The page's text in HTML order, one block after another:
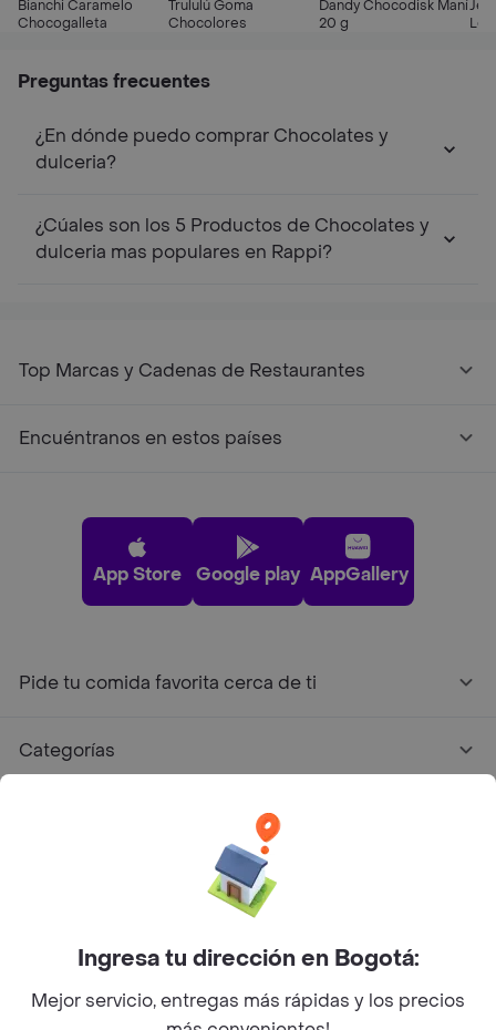
Bianchi Caramelo
Chocogalleta
Trululú Goma
Chocolores
Dandy Chocodisk Maní
20 g
Jet
Preguntas frecuentes
¿En dónde puedo comprar Chocolates y
dulceria?
¿Cúales son los 5 Productos de Chocolates y
dulceria mas populares en Rappi?
Top Marcas y Cadenas de Restaurantes
Encuéntranos en estos países
App Store Google play AppGallery
Pide tu comida favorita cerca de ti
Categorías
Facebook
Twitter
Instagram
©2026Rappi Inc. All rights reserved.
Ingresa tu dirección en Bogotá:
Mejor servicio, entregas más rápidas y los precios